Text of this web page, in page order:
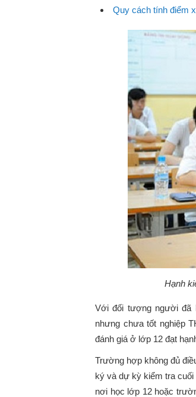
Quy cách tính điểm
Hạnh
Với đối tượng người đã
nhưng chưa tốt nghiệp
đánh giá ở lớp 12 đạt
Trường hợp không đủ
ký và dự kỳ kiểm tra
nơi học lớp 12 hoặc